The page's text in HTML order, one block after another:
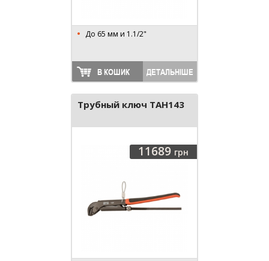
До 65 мм и 1.1/2"
В КОШИК ДЕТАЛЬНІШЕ
Трубный ключ TAH143
11689 грн